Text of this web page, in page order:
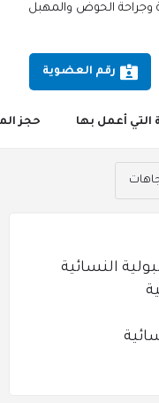
وجراحة الحوض والمهبل
رقم العضوية
أعمل بها حجز
النسائية